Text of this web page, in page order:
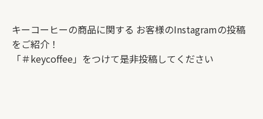
キーコーヒーの商品に関する お客様のInstagramの投稿
をご紹介！
「＃keycoffee」をつけて是非投稿してください